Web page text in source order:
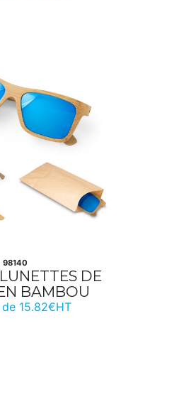
98140
DE
BAMBOU
15.82€HT